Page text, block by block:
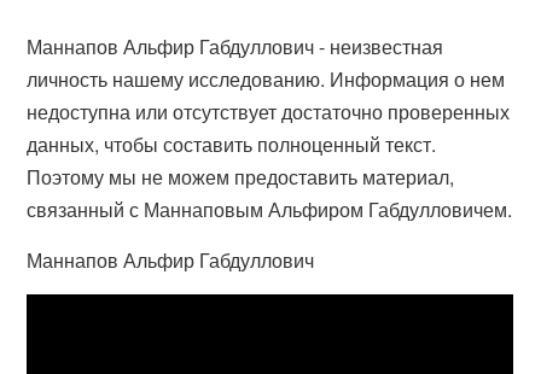
Маннапов Альфир Габдуллович - неизвестная
личность нашему исследованию. Информация о нем
недоступна или отсутствует достаточно проверенных
данных, чтобы составить полноценный текст.
Поэтому мы не можем предоставить материал,
связанный с Маннаповым Альфиром Габдулловичем.
Маннапов Альфир Габдуллович